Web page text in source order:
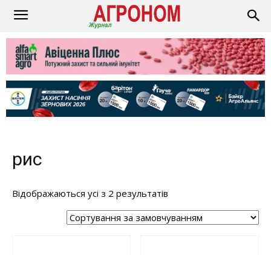
рис
Відображаються усі з 2 результатів